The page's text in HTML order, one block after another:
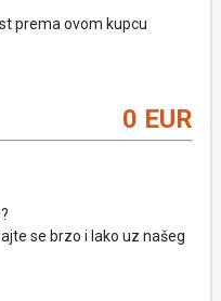
prema ovom kupcu
0 EUR
se brzo i lako uz našeg